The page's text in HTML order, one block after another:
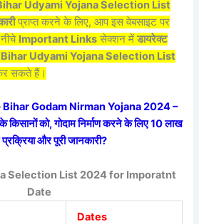
Udyami Yojana Selection List
प्राप्त करने के लिए, आप इस वेबसाइट पर
Important Links सेक्शन मेंडायरेक्ट
Bihar Udyami Yojana Selection List
सकते हैं।
Bihar Godam Nirman Yojana 2024 –
के किसानों को, गोदाम निर्माण करने के लिए 10 लाख
और पूरी जानकारी?
Selection List 2024 for Imporatnt
Date
Dates